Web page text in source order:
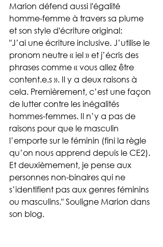
Marion défend aussi l'égalité
homme-femme à travers sa plume
et son style d'écriture original:
"J’ai une écriture inclusive. J’utilise le
pronom neutre « iel » et j’écris des
phrases comme « vous allez être
content.e.s ». Il y a deux raisons à
cela. Premièrement, c’est une façon
de lutter contre les inégalités
hommes-femmes. Il n’y a pas de
raisons pour que le masculin
l’emporte sur le féminin (fini la règle
qu’on nous apprend depuis le CE2).
Et deuxièmement, je pense aux
personnes non-binaires qui ne
s’identifient pas aux genres féminins
ou masculins." Souligne Marion dans
son blog.